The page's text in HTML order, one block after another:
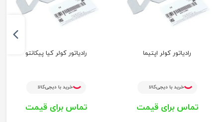
رادیاتور کولر اپتیما
خرید با دیجی‌کالا
تماس برای قیمت
رادیاتور کولر کیا پیکانتو
خرید با دیجی‌کالا
تماس برای قیمت